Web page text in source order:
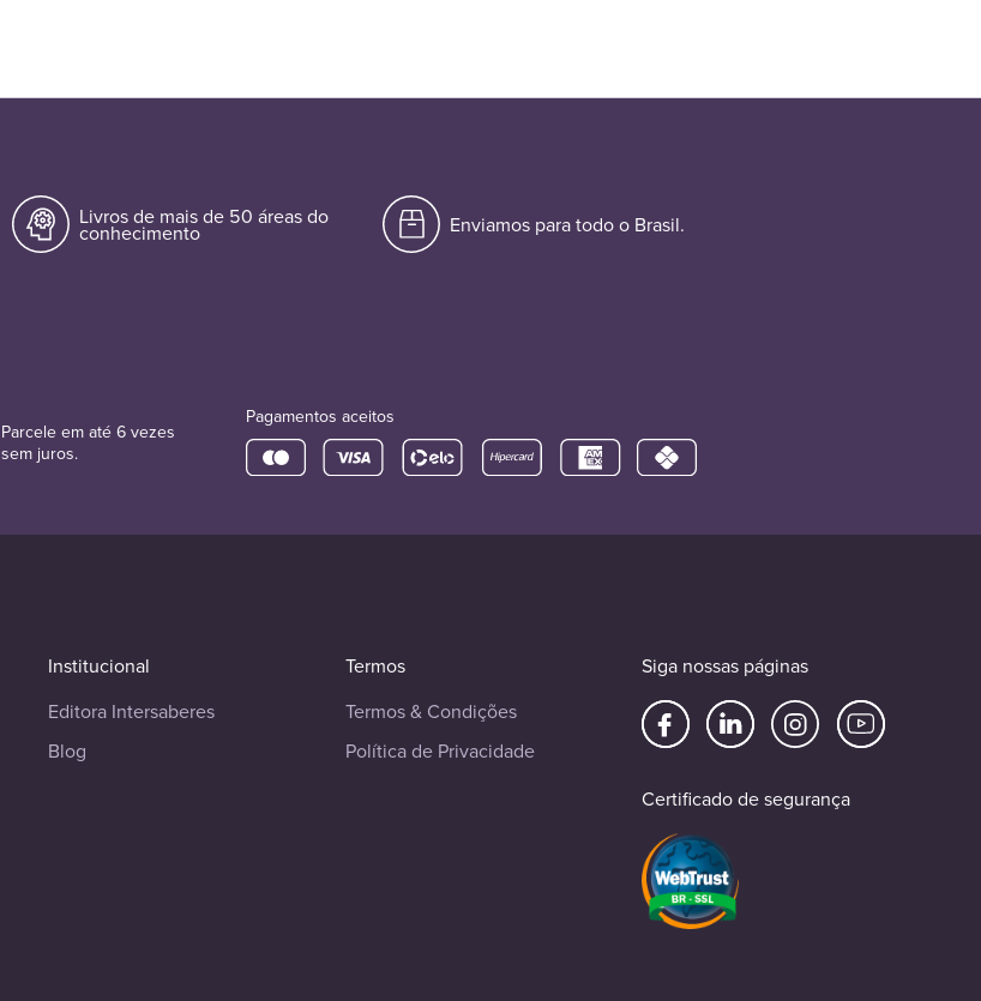
Livros de mais de 50 áreas do
conhecimento Enviamos para todo o Brasil.
Parcele em até 6 vezes
sem juros.
Pagamentos aceitos
Institucional
Editora Intersaberes
Blog
Termos
Termos & Condições
Política de Privacidade
Siga nossas páginas
Certificado de segurança